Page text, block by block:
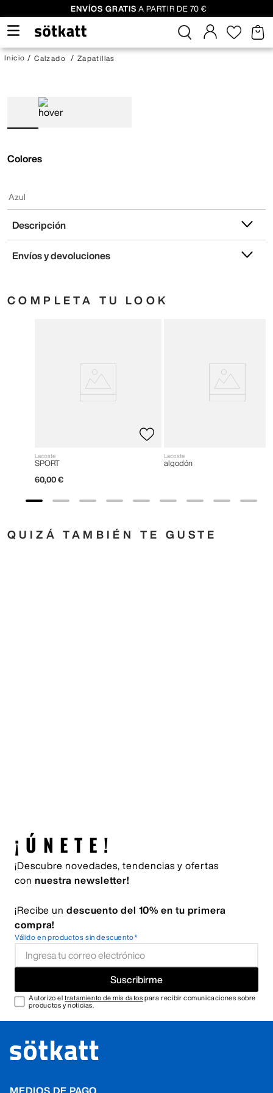
ENVÍOS GRATIS A PARTIR DE 70 €
Calzado Zapatillas
Colores
Azul
Descripción
Envíos y devoluciones
COMPLETA TU LOOK
Lacoste
SPORT
60,00 €
Lacoste
algodón
QUIZÁ TAMBIÉN TE GUSTE
¡ÚNETE!
¡Descubre novedades, tendencias y ofertas
con nuestra newsletter!
¡Recibe un descuento del 10% en tu primera
compra!
Válido en productos sin descuento*
Suscribirme
Autorizo eltratamiento de mis datos para recibir comunicaciones sobre
productos y noticias.
MEDIOS DE PAGO